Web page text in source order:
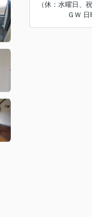
（休：水曜日、
ＧＷ 日